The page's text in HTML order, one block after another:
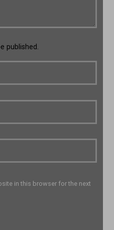
published.
in this browser for the next